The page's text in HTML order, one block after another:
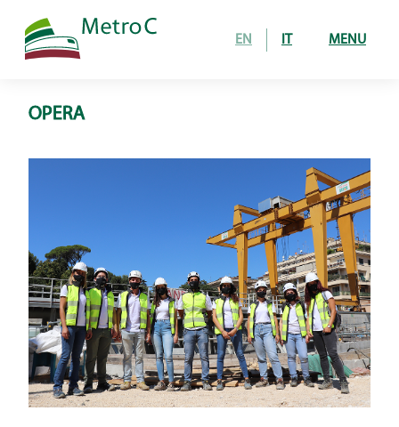
EN IT MENU
24 stazioni in esercizio
Come si costruisce
gallerie
stazioni e pozzi
Una linea driverless
OPERA